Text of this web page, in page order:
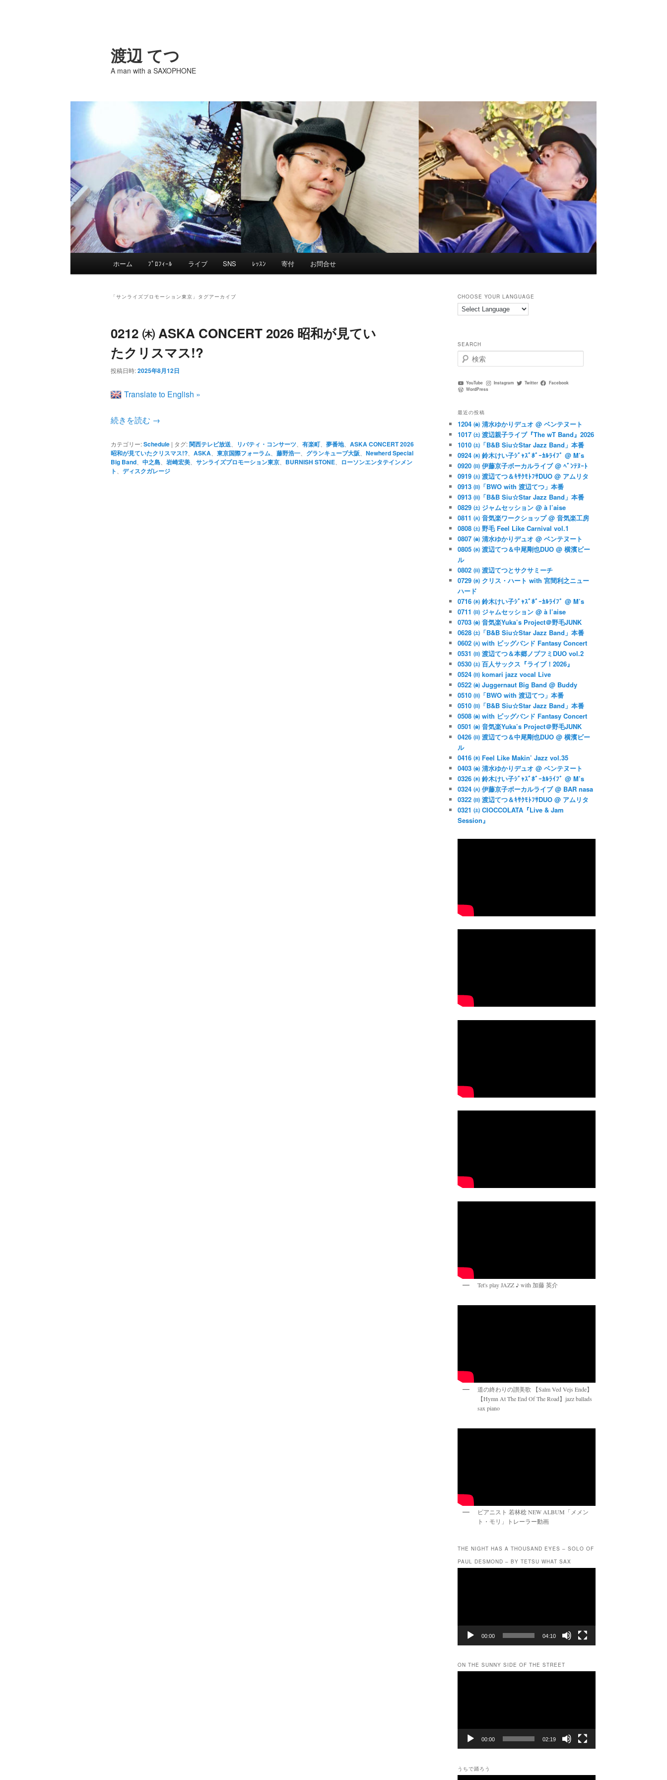
渡辺 てつ
A man with a SAXOPHONE
イ
メ
イ
ン
テ
ン
ツ
へ
サ
ブ
テ
ン
ツ
へ
移
ホーム ﾌﾟﾛﾌｨｰﾙ ライブ SNS ﾚｯｽﾝ 寄付 お問合せ
「サンライズプロモーション東京 」タグアーカイブ
0212 ㈭ ASKA CONCERT 2026 昭和が見てい
たクリスマス!?
投稿日時:2025年8月12日
Translate to English »
続きを読む →
カテゴリー: Schedule | タグ: 関西テレビ放送、 リバティ・コンサーツ、 有楽町、 夢番地、 ASKA CONCERT 2026
昭和が見ていたクリスマス!?、 ASKA 東京国際フォーラム 藤野浩一、 グランキューブ大阪
Newherd Special
Big Band、 中之島、 岩崎宏美、 サンライズプロモーション東京、 BURNISH STONE、
ローソンエンタテインメン
ト
ディスクガレージ
CHOOSE YOUR LANGUAGE
SEARCH
検
索
YouTube Instagram Twitter
Facebook
WordPress
最近の投稿
1204 ㈮ 清水ゆかりデュオ @ ベンテヌート
1017 ㈯ 渡辺親子ライブ『The wT Band』2026
1010 ㈯「B&B Siu☆Star Jazz Band」本番
0924 ㈭ 鈴木けい子ｼﾞｬｽﾞﾎﾞｰｶﾙﾗｲﾌﾞ @ M’s
0920 ㈰ 伊藤京子ボーカルライブ @ ﾍﾞﾝﾃﾇｰﾄ
0919 ㈯ 渡辺てつ＆ｷｻｸﾓﾄﾌｻDUO @ アムリタ
0913 ㈰「BWO with 渡辺てつ」本番
0913 ㈰「B&B Siu☆Star Jazz Band」本番
0829 ㈯ ジャムセッション @ à l’aise
0811 ㈫ 音気楽ワークショップ @ 音気楽工房
0808 ㈯ 野毛 Feel Like Carnival vol.1
0807 ㈮ 清水ゆかりデュオ @ ベンテヌート
0805 ㈬ 渡辺てつ＆中尾剛也DUO @ 横濱ビー
ル
0802 ㈰ 渡辺てつとサクサミーチ
0729 ㈬ クリス・ハート with 宮間利之ニュー
ハード
0716 ㈭ 鈴木けい子ｼﾞｬｽﾞﾎﾞｰｶﾙﾗｲﾌﾞ @ M’s
0711 ㈰ ジャムセッション @ à l’aise
0703 ㈮ 音気楽Yuka’s Project＠野毛JUNK
0628 ㈯「B&B Siu☆Star Jazz Band」本番
0602 ㈫ with ビッグバンド Fantasy Concert
0531 ㈰ 渡辺てつ＆本郷ノブフミDUO vol.2
0530 ㈯ 百人サックス『ライブ！2026』
0524 ㈰ komari jazz vocal Live
0522 ㈮ Juggernaut Big Band @ Buddy
0510 ㈰「BWO with 渡辺てつ」本番
0510 ㈰「B&B Siu☆Star Jazz Band」本番
0508 ㈮ with ビッグバンド Fantasy Concert
0501 ㈮ 音気楽Yuka’s Project＠野毛JUNK
0426 ㈰ 渡辺てつ＆中尾剛也DUO @ 横濱ビー
ル
0416 ㈭ Feel Like Makin’ Jazz vol.35
0403 ㈮ 清水ゆかりデュオ @ ベンテヌート
0326 ㈭ 鈴木けい子ｼﾞｬｽﾞﾎﾞｰｶﾙﾗｲﾌﾞ @ M’s
0324 ㈫ 伊藤京子ボーカルライブ @ BAR nasa
0322 ㈰ 渡辺てつ＆ｷｻｸﾓﾄﾌｻDUO @ アムリタ
0321 ㈯ CIOCCOLATA『Live & Jam
Session』
Tet's play JAZZ ♪ with 加藤 英介
道の終わりの讃美歌 【Salm Ved Vejs Ende】
【Hymn At The End Of The Road】jazz ballads
sax piano
ピアニスト 若林稔 NEW ALBUM「メメン
ト・モリ」トレーラー動画
THE NIGHT HAS A THOUSAND EYES – SOLO OF
PAUL DESMOND – BY TETSU WHAT SAX
00:00 04:10
ON THE SUNNY SIDE OF THE STREET
00:00 02:19
うちで踊ろう